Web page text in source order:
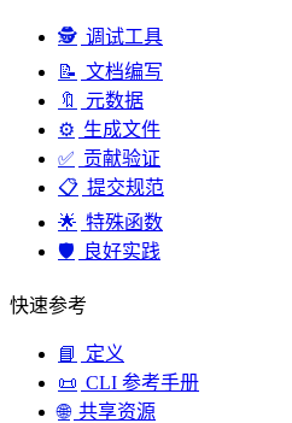
🕵️ 调试工具
📝 文档编写
🔖
元数据
⚙️ 生成文件
✅ 贡献验证
📋 提交规范
🌟 特殊函数
🛡️
良好实践
快速参考
📘
定义
📜 CLI 参考手册
🌐 共享资源